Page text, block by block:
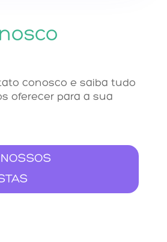
conosco e saiba tudo
oferecer para a sua